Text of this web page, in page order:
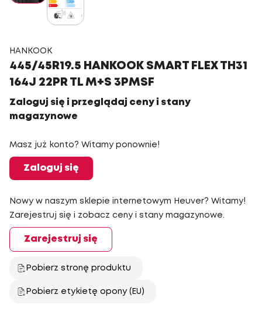
HANKOOK
445/45R19.5 HANKOOK SMART FLEX TH31
164J 22PR TL M+S 3PMSF
Zaloguj się i przeglądaj ceny i stany
magazynowe
Masz już konto? Witamy ponownie!
Zaloguj się
Nowy w naszym sklepie internetowym Heuver? Witamy!
Zarejestruj się i zobacz ceny i stany magazynowe.
Zarejestruj się
Pobierz stronę produktu
Pobierz etykietę opony (EU)